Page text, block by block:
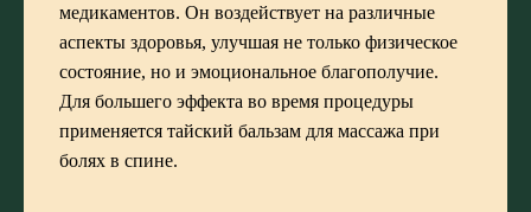
медикаментов. Он воздействует на различные
аспекты здоровья, улучшая не только физическое
состояние, но и эмоциональное благополучие.
Для большего эффекта во время процедуры
применяется тайский бальзам для массажа при
болях в спине.